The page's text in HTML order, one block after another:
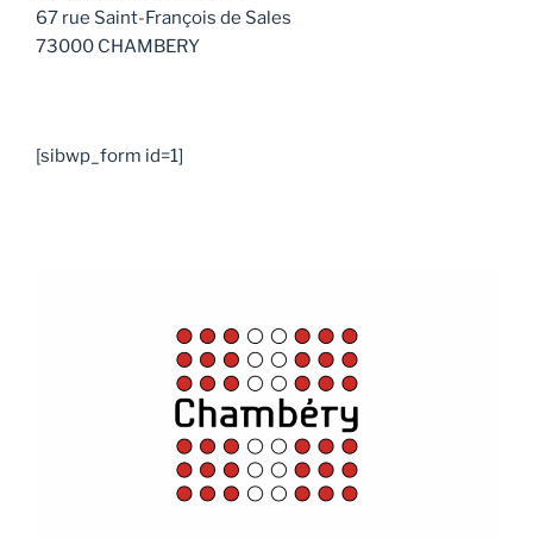
67 rue Saint-François de Sales
73000 CHAMBERY
[sibwp_form id=1]